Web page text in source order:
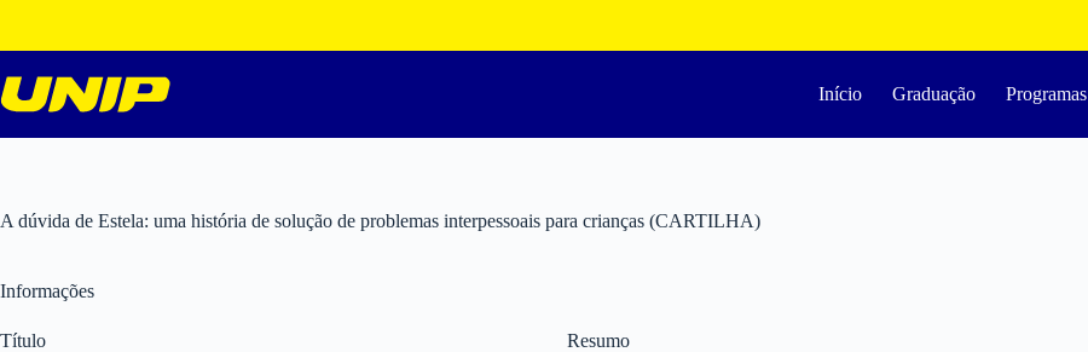
o
conteúdo
Início Graduação Programas
A dúvida de Estela: uma história de solução de problemas interpessoais para crianças (CARTILHA)
Informações
Título Resumo